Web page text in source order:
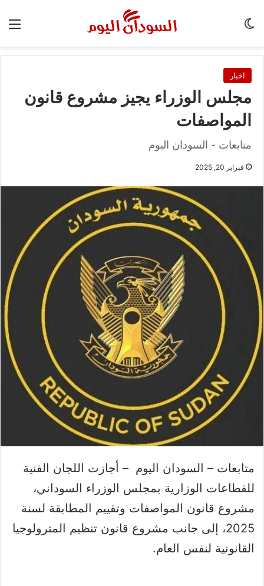
اخبار
مجلس الوزراء يجيز مشروع قانون
المواصفات
متابعات - السودان اليوم
فبراير 20, 2025
متابعات – السودان اليوم – أجازت اللجان الفنية
للقطاعات الوزارية بمجلس الوزراء السوداني،
مشروع قانون المواصفات وتقييم المطابقة لسنة
2025، إلى جانب مشروع قانون تنظيم المترولوجيا
القانونية لنفس العام.